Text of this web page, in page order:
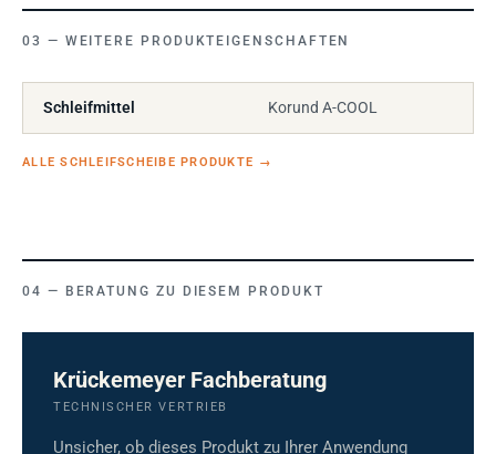
WEITERE PRODUKTEIGENSCHAFTEN
Schleifmittel Korund A-COOL
ALLE SCHLEIFSCHEIBE PRODUKTE →
BERATUNG ZU DIESEM PRODUKT
Krückemeyer Fachberatung
TECHNISCHER VERTRIEB
Unsicher, ob dieses Produkt zu Ihrer Anwendung